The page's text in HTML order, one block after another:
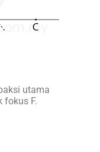
utama
fokus F.